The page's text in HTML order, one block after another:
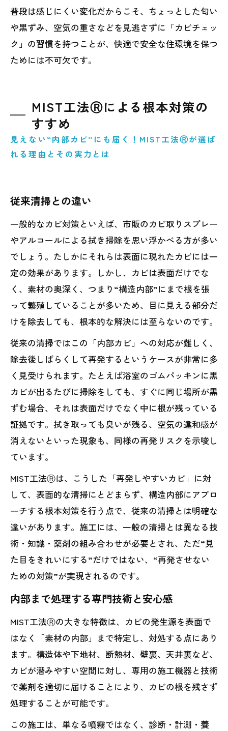
普段は感じにくい変化だからこそ、ちょっとした匂い
や黒ずみ、空気の重さなどを見逃さずに「カビチェッ
ク」の習慣を持つことが、快適で安全な住環境を保つ
ためには不可欠です。
MIST工法Ⓡによる根本対策の
すすめ
見えない“内部カビ”にも届く！MIST工法Ⓡが選ば
れる理由とその実力とは
従来清掃との違い
一般的なカビ対策といえば、市販のカビ取りスプレー
やアルコールによる拭き掃除を思い浮かべる方が多い
でしょう。たしかにそれらは表面に現れたカビには一
定の効果があります。しかし、カビは表面だけでな
く、素材の奥深く、つまり“構造内部”にまで根を張
って繁殖していることが多いため、目に見える部分だ
けを除去しても、根本的な解決には至らないのです。
従来の清掃ではこの「内部カビ」への対応が難しく、
除去後しばらくして再発するというケースが非常に多
く見受けられます。たとえば浴室のゴムパッキンに黒
カビが出るたびに掃除をしても、すぐに同じ場所が黒
ずむ場合、それは表面だけでなく中に根が残っている
証拠です。拭き取っても臭いが残る、空気の違和感が
消えないといった現象も、同様の再発リスクを示唆し
ています。
MIST工法Ⓡは、こうした「再発しやすいカビ」に対
して、表面的な清掃にとどまらず、構造内部にアプロ
ーチする根本対策を行う点で、従来の清掃とは明確な
違いがあります。施工には、一般の清掃とは異なる技
術・知識・薬剤の組み合わせが必要とされ、ただ“見
た目をきれいにする”だけではない、“再発させない
ための対策”が実現されるのです。
内部まで処理する専門技術と安心感
MIST工法Ⓡの大きな特徴は、カビの発生源を表面で
はなく「素材の内部」まで特定し、対処する点にあり
ます。構造体や下地材、断熱材、壁裏、天井裏など、
カビが潜みやすい空間に対し、専用の施工機器と技術
で薬剤を適切に届けることにより、カビの根を残さず
処理することが可能です。
この施工は、単なる噴霧ではなく、診断・計測・養